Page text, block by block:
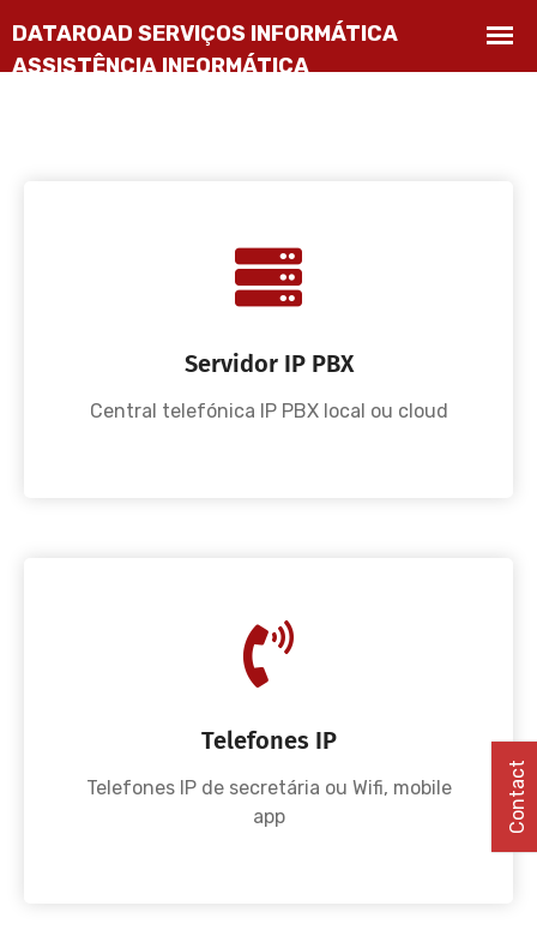
Servidor IP PBX
Central telefónica IP PBX local ou cloud
Telefones IP
Telefones IP de secretária ou Wifi, mobile
app
Contact